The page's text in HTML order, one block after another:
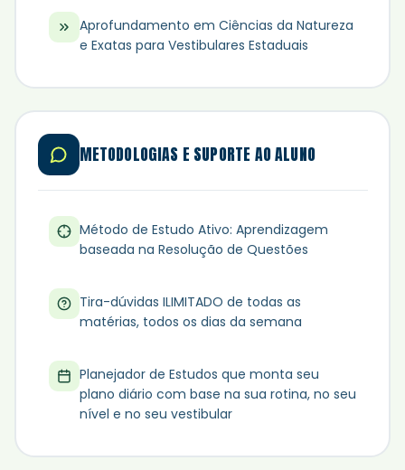
Aprofundamento em Ciências da Natureza
e Exatas para Vestibulares Estaduais
METODOLOGIAS E SUPORTE AO ALUNO
Método de Estudo Ativo: Aprendizagem
baseada na Resolução de Questões
Tira-dúvidas ILIMITADO de todas as
matérias, todos os dias da semana
Planejador de Estudos que monta seu
plano diário com base na sua rotina, no seu
nível e no seu vestibular